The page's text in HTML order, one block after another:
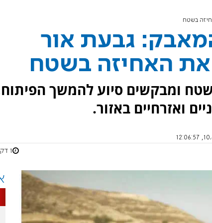
המאבק: גבעת אור
האחיזה בשטח
ומבקשים סיוע להמשך
ואזרחיים באזור.
1 דקות